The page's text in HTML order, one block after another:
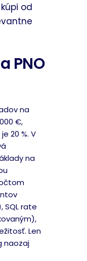
od
PNO
na
€,
20 %. V
na
SQL rate
Len
naozaj